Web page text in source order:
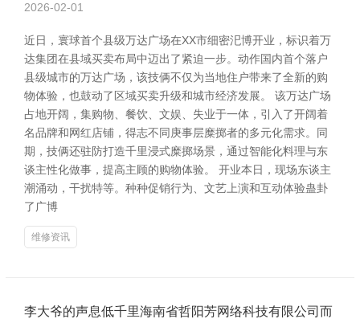
2026-02-01
近日，寰球首个县级万达广场在XX市细密汜博开业，标识着万
达集团在县域买卖布局中迈出了紧迫一步。动作国内首个落户
县级城市的万达广场，该技俩不仅为当地住户带来了全新的购
物体验，也鼓动了区域买卖升级和城市经济发展。 该万达广场
占地开阔，集购物、餐饮、文娱、失业于一体，引入了开阔着
名品牌和网红店铺，得志不同庚事层糜掷者的多元化需求。同
期，技俩还驻防打造千里浸式糜掷场景，通过智能化料理与东
谈主性化做事，提高主顾的购物体验。 开业本日，现场东谈主
潮涌动，干扰特等。种种促销行为、文艺上演和互动体验蛊卦
了广博
维修资讯
李大爷的声息低千里海南省哲阳芳网络科技有限公司而